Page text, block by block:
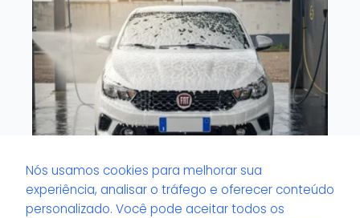
O que é veículo com tinta sensível?
Nós usamos cookies para melhorar sua
experiência, analisar o tráfego e oferecer conteúdo
personalizado. Você pode aceitar todos os